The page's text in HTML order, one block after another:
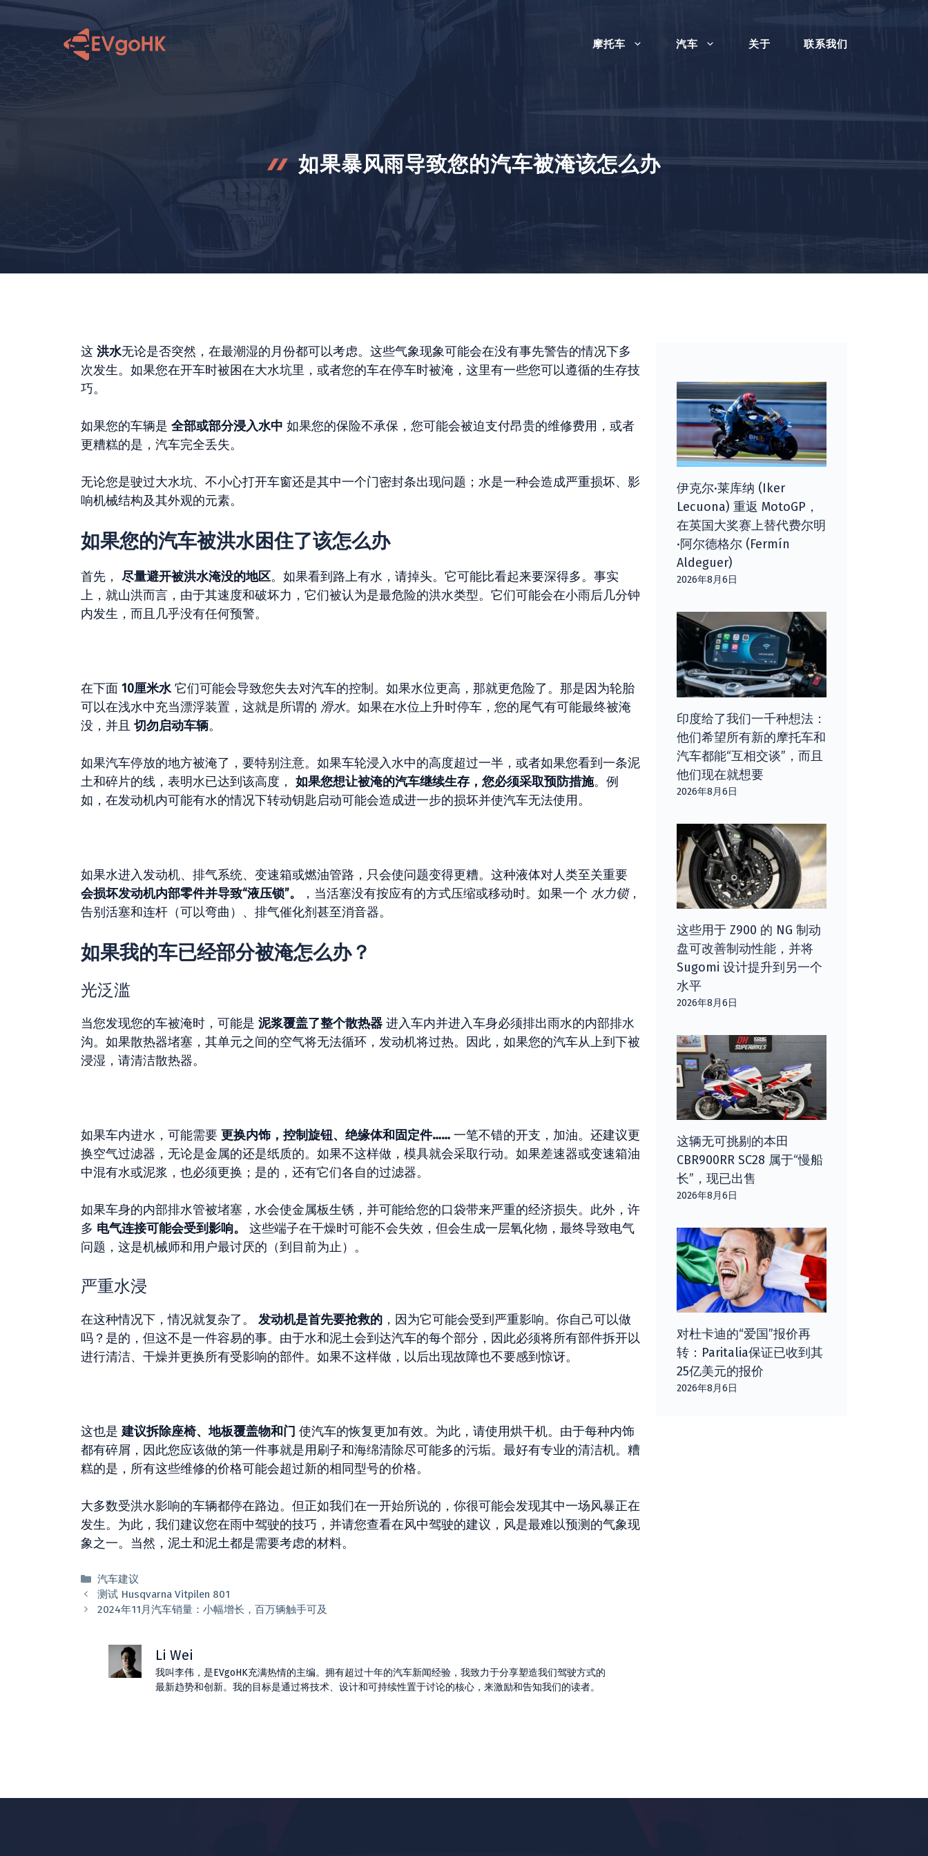
跳
至
摩托车 汽车 关于 联系我们
如果暴风雨导致您的汽车被淹该怎么办
这 洪水无论是否突然，在最潮湿的月份都可以考虑。这些气象现象可能会在没有事先警告的情况下多
次发生。如果您在开车时被困在大水坑里，或者您的车在停车时被淹，这里有一些您可以遵循的生存技
巧。
如果您的车辆是 全部或部分浸入水中 如果您的保险不承保，您可能会被迫支付昂贵的维修费用，或者
更糟糕的是，汽车完全丢失。
无论您是驶过大水坑、不小心打开车窗还是其中一个门密封条出现问题；水是一种会造成严重损坏、影
响机械结构及其外观的元素。
如果您的汽车被洪水困住了该怎么办
首先， 尽量避开被洪水淹没的地区。如果看到路上有水，请掉头。它可能比看起来要深得多。事实
上，就山洪而言，由于其速度和破坏力，它们被认为是最危险的洪水类型。它们可能会在小雨后几分钟
内发生，而且几乎没有任何预警。
在下面 10厘米水它们可能会导致您失去对汽车的控制。如果水位更高，那就更危险了。那是因为轮胎
可以在浅水中充当漂浮装置，这就是所谓的 滑水。如果在水位上升时停车，您的尾气有可能最终被淹
没，并且 切勿启动车辆。
如果汽车停放的地方被淹了，要特别注意。如果车轮浸入水中的高度超过一半，或者如果您看到一条泥
土和碎片的线，表明水已达到该高度， 如果您想让被淹的汽车继续生存，您必须采取预防措施。例
如，在发动机内可能有水的情况下转动钥匙启动可能会造成进一步的损坏并使汽车无法使用。
如果水进入发动机、排气系统、变速箱或燃油管路，只会使问题变得更糟。这种液体对人类至关重要
会损坏发动机内部零件并导致“液压锁”。
，当活塞没有按应有的方式压缩或移动时。如果一个 水力锁，
告别活塞和连杆（可以弯曲）、排气催化剂甚至消音器。
如果我的车已经部分被淹怎么办？
光泛滥
当您发现您的车被淹时，可能是 泥浆覆盖了整个散热器 进入车内并进入车身必须排出雨水的内部排水
沟。如果散热器堵塞，其单元之间的空气将无法循环，发动机将过热。因此，如果您的汽车从上到下被
浸湿，请清洁散热器。
如果车内进水，可能需要 更换内饰， 控制旋钮、绝缘体和固定件…… 一笔不错的开支，加油。还建议更
换空气过滤器，无论是金属的还是纸质的。如果不这样做，模具就会采取行动。如果差速器或变速箱油
中混有水或泥浆，也必须更换；是的，还有它们各自的过滤器。
如果车身的内部排水管被堵塞，水会使金属板生锈，并可能给您的口袋带来严重的经济损失。此外，许
多 电气连接可能会受到影响。
这些端子在干燥时可能不会失效，但会生成一层氧化物，最终导致电气
问题，这是机械师和用户最讨厌的（到目前为止）。
严重水浸
在这种情况下，情况就复杂了。 发动机是首先要抢救的 ，因为它可能会受到严重影响。你自己可以做
吗？是的，但这不是一件容易的事。由于水和泥土会到达汽车的每个部分，因此必须将所有部件拆开以
进行清洁、干燥并更换所有受影响的部件。如果不这样做，以后出现故障也不要感到惊讶。
这也是 建议拆除座椅、地板覆盖物和门 使汽车的恢复更加有效。为此，请使用烘干机。由于每种内饰
都有碎屑，因此您应该做的第一件事就是用刷子和海绵清除尽可能多的污垢。最好有专业的清洁机。糟
糕的是，所有这些维修的价格可能会超过新的相同型号的价格。
大多数受洪水影响的车辆都停在路边。但正如我们在一开始所说的，你很可能会发现其中一场风暴正在
发生。为此，我们建议您在雨中驾驶的技巧，并请您查看在风中驾驶的建议，风是最难以预测的气象现
象之一。当然，泥土和泥土都是需要考虑的材料。
分
类
汽车建议
测试 Husqvarna Vitpilen 801
2024年11月汽车销量：小幅增长，​​百万辆触手可及
Li Wei
我叫李伟，是EVgoHK充满热情的主编。拥有超过十年的汽车新闻经验，我致力于分享塑造我们驾驶方式的
最新趋势和创新。我的目标是通过将技术、设计和可持续性置于讨论的核心，来激励和告知我们的读者。
伊克尔·莱库纳 (Iker
Lecuona) 重返 MotoGP，
在英国大奖赛上替代费尔明
·阿尔德格尔 (Fermín
Aldeguer)
2026年8月6日
印度给了我们一千种想法：
他们希望所有新的摩托车和
汽车都能“互相交谈”，而且
他们现在就想要
2026年8月6日
这些用于 Z900 的 NG 制动
盘可改善制动性能，并将
Sugomi 设计提升到另一个
水平
2026年8月6日
这辆无可挑剔的本田
CBR900RR SC28 属于“慢船
长”，现已出售
2026年8月6日
对杜卡迪的“爱国”报价再
转：Paritalia保证已收到其
25亿美元的报价
2026年8月6日